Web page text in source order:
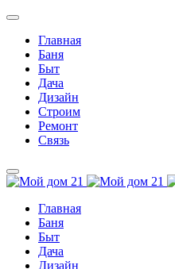
Главная
Баня
Быт
Дача
Дизайн
Строим
Ремонт
Связь
Главная
Баня
Быт
Дача
Дизайн